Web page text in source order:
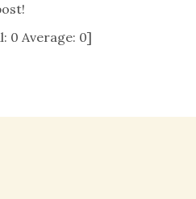
0 Average: 0]